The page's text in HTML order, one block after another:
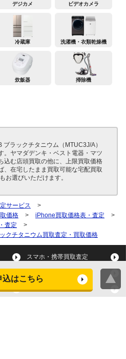
込はこちら
デジカメ ビデオカメラ
冷蔵庫 洗濯機・衣類乾燥機
炊飯器 掃除機
ラックチタニウム（MTUC3J/A）
。ヤマダデンキ・ベスト電器・マツ
込む店頭買取の他に、上限買取価格
、在宅したまま買取可能な宅配買取
お選びいただけます。
サービス
>
価格
> iPhone買取価格表・査定
>
査定
>
クチタニウム買取査定・買取価格
スマホ・携帯買取査定
デジカメ買取査定